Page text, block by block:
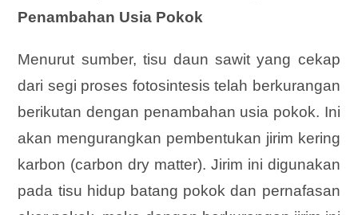
Penambahan Usia Pokok
Menurut sumber, tisu daun sawit yang cekap
dari segi proses fotosintesis telah berkurangan
berikutan dengan penambahan usia pokok. Ini
akan mengurangkan pembentukan jirim kering
karbon (carbon dry matter). Jirim ini digunakan
pada tisu hidup batang pokok dan pernafasan